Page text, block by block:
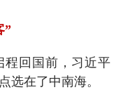
”
程回国前，习近平
选在了中南海。